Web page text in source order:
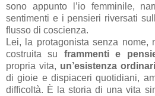
sono appunto l’io femminile,
sentimenti e i pensieri riversati
flusso di coscienza.
Lei, la protagonista senza nome,
costruita su frammenti e
propria vita, un’esistenza
di gioie e dispiaceri quotidiani,
difficoltà. È la storia di una vita